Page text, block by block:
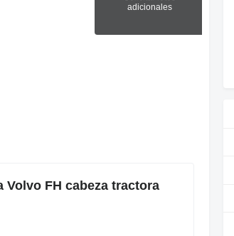
adicionales
FH cabeza tractora